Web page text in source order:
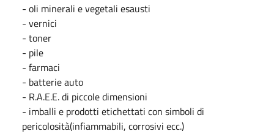
- oli minerali e vegetali esausti
- vernici
- toner
- pile
- farmaci
- batterie auto
- R.A.E.E. di piccole dimensioni
- imballi e prodotti etichettati con simboli di
pericolosità(infiammabili, corrosivi ecc.)